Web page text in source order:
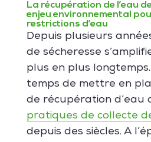
La récupération de l’eau
enjeu environnemental
restrictions d’eau
Depuis plusieurs
de sécheresse
plus en plus
temps de mettre en
de récupération d’eau
pratiques de collecte
depuis des siècles. A